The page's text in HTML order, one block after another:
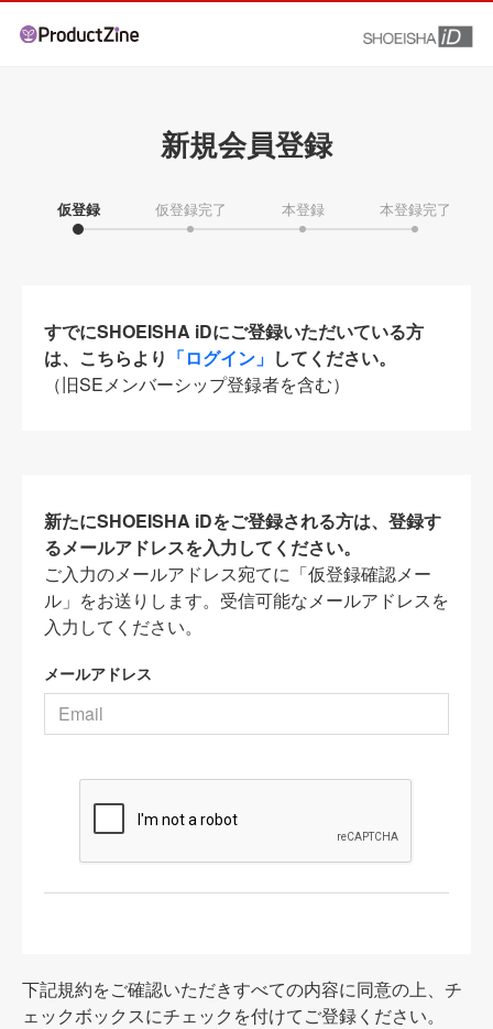
新規会員登録
仮登録 仮登録完了 本登録 本登録完了
すでにSHOEISHA iDにご登録いただいている方
は、こちらより 「ログイン」 してください。
（旧SEメンバーシップ登録者を含む）
新たにSHOEISHA iDをご登録される方は、登録す
るメールアドレスを入力してください。
ご入力のメールアドレス宛てに「仮登録確認メー
ル」をお送りします。受信可能なメールアドレスを
入力してください。
メールアドレス
下記規約をご確認いただきすべての内容に同意の上、チ
ェックボックスにチェックを付けてご登録ください。